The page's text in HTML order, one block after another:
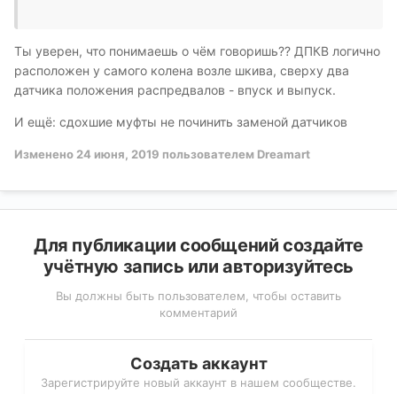
Ты уверен, что понимаешь о чём говоришь?? ДПКВ логично
расположен у самого колена возле шкива, сверху два
датчика положения распредвалов - впуск и выпуск.
И ещё: сдохшие муфты не починить заменой датчиков
Изменено 24 июня, 2019 пользователем Dreamart
Для публикации сообщений создайте
учётную запись или авторизуйтесь
Вы должны быть пользователем, чтобы оставить
комментарий
Создать аккаунт
Зарегистрируйте новый аккаунт в нашем сообществе.